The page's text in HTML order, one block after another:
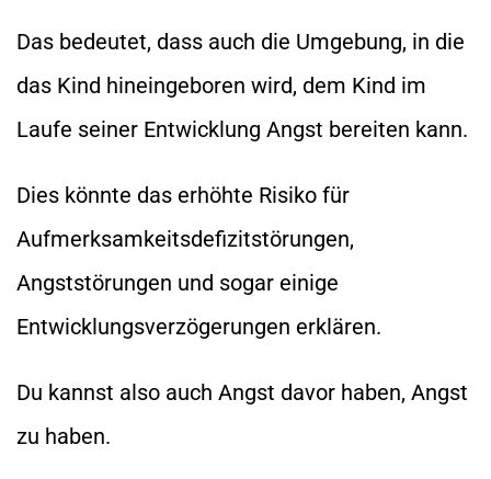
Das bedeutet, dass auch die Umgebung, in die
das Kind hineingeboren wird, dem Kind im
Laufe seiner Entwicklung Angst bereiten kann.
Dies könnte das erhöhte Risiko für
Aufmerksamkeitsdefizitstörungen,
Angststörungen und sogar einige
Entwicklungsverzögerungen erklären.
Du kannst also auch Angst davor haben, Angst
zu haben.